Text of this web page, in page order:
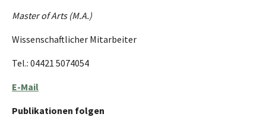
Master of Arts (M.A.)
Wissenschaftlicher Mitarbeiter
Tel.: 04421 5074054
E-Mail
Publikationen folgen